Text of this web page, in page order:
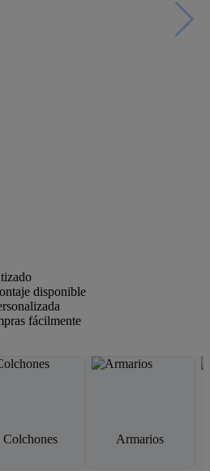
disponible
fácilmente
Colchones Armarios